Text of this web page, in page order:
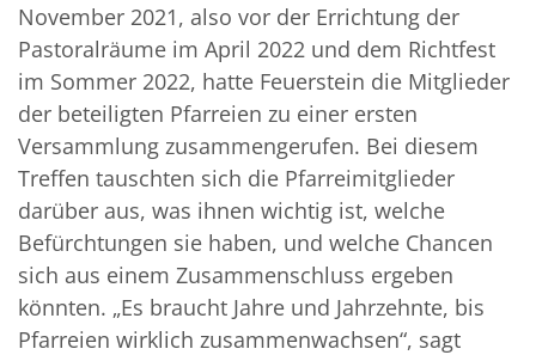
November 2021, also vor der Errichtung der
Pastoralräume im April 2022 und dem Richtfest
im Sommer 2022, hatte Feuerstein die Mitglieder
der beteiligten Pfarreien zu einer ersten
Versammlung zusammengerufen. Bei diesem
Treffen tauschten sich die Pfarreimitglieder
darüber aus, was ihnen wichtig ist, welche
Befürchtungen sie haben, und welche Chancen
sich aus einem Zusammenschluss ergeben
könnten. „Es braucht Jahre und Jahrzehnte, bis
Pfarreien wirklich zusammenwachsen“, sagt